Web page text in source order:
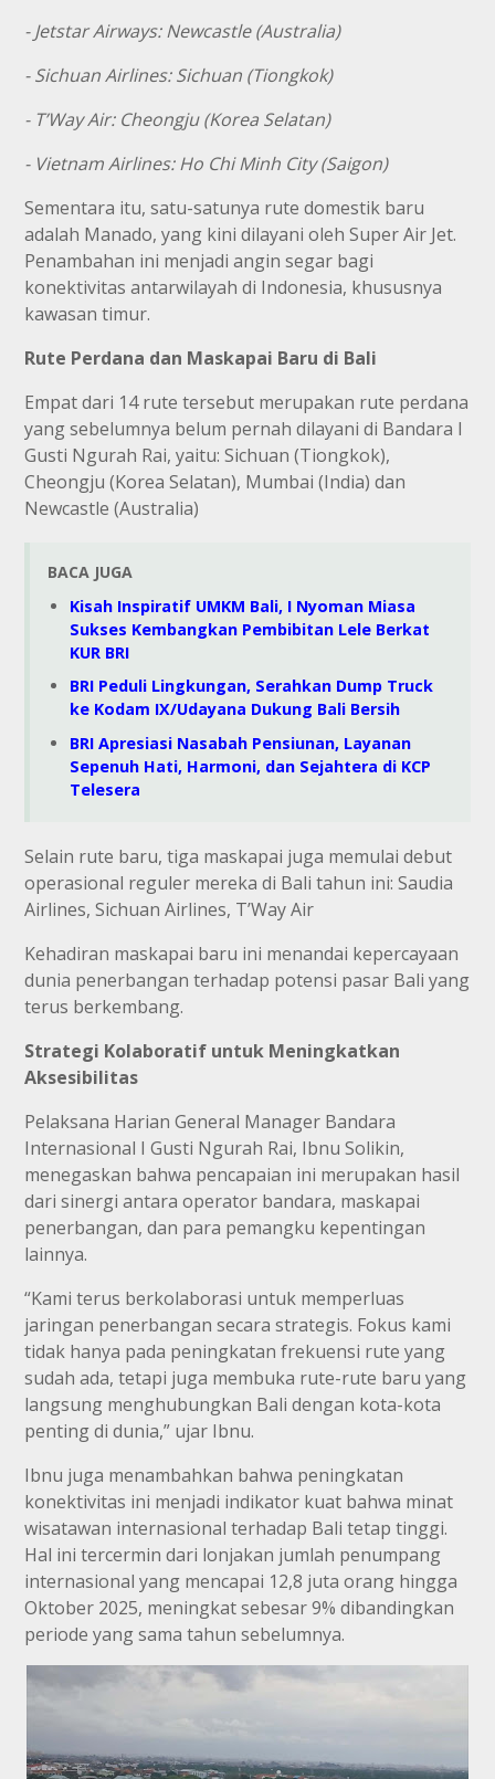
- Jetstar Airways: Newcastle (Australia)
- Sichuan Airlines: Sichuan (Tiongkok)
- T’Way Air: Cheongju (Korea Selatan)
- Vietnam Airlines: Ho Chi Minh City (Saigon)
Sementara itu, satu-satunya rute domestik baru
adalah Manado, yang kini dilayani oleh Super Air Jet.
Penambahan ini menjadi angin segar bagi
konektivitas antarwilayah di Indonesia, khususnya
kawasan timur.
Rute Perdana dan Maskapai Baru di Bali
Empat dari 14 rute tersebut merupakan rute perdana
yang sebelumnya belum pernah dilayani di Bandara I
Gusti Ngurah Rai, yaitu: Sichuan (Tiongkok),
Cheongju (Korea Selatan), Mumbai (India) dan
Newcastle (Australia)
BACA JUGA
Kisah Inspiratif UMKM Bali, I Nyoman Miasa
Sukses Kembangkan Pembibitan Lele Berkat
KUR BRI
BRI Peduli Lingkungan, Serahkan Dump Truck
ke Kodam IX/Udayana Dukung Bali Bersih
BRI Apresiasi Nasabah Pensiunan, Layanan
Sepenuh Hati, Harmoni, dan Sejahtera di KCP
Telesera
Selain rute baru, tiga maskapai juga memulai debut
operasional reguler mereka di Bali tahun ini: Saudia
Airlines, Sichuan Airlines, T’Way Air
Kehadiran maskapai baru ini menandai kepercayaan
dunia penerbangan terhadap potensi pasar Bali yang
terus berkembang.
Strategi Kolaboratif untuk Meningkatkan
Aksesibilitas
Pelaksana Harian General Manager Bandara
Internasional I Gusti Ngurah Rai, Ibnu Solikin,
menegaskan bahwa pencapaian ini merupakan hasil
dari sinergi antara operator bandara, maskapai
penerbangan, dan para pemangku kepentingan
lainnya.
“Kami terus berkolaborasi untuk memperluas
jaringan penerbangan secara strategis. Fokus kami
tidak hanya pada peningkatan frekuensi rute yang
sudah ada, tetapi juga membuka rute-rute baru yang
langsung menghubungkan Bali dengan kota-kota
penting di dunia,” ujar Ibnu.
Ibnu juga menambahkan bahwa peningkatan
konektivitas ini menjadi indikator kuat bahwa minat
wisatawan internasional terhadap Bali tetap tinggi.
Hal ini tercermin dari lonjakan jumlah penumpang
internasional yang mencapai 12,8 juta orang hingga
Oktober 2025, meningkat sebesar 9% dibandingkan
periode yang sama tahun sebelumnya.